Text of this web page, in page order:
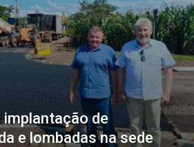
de
e lombadas na sede